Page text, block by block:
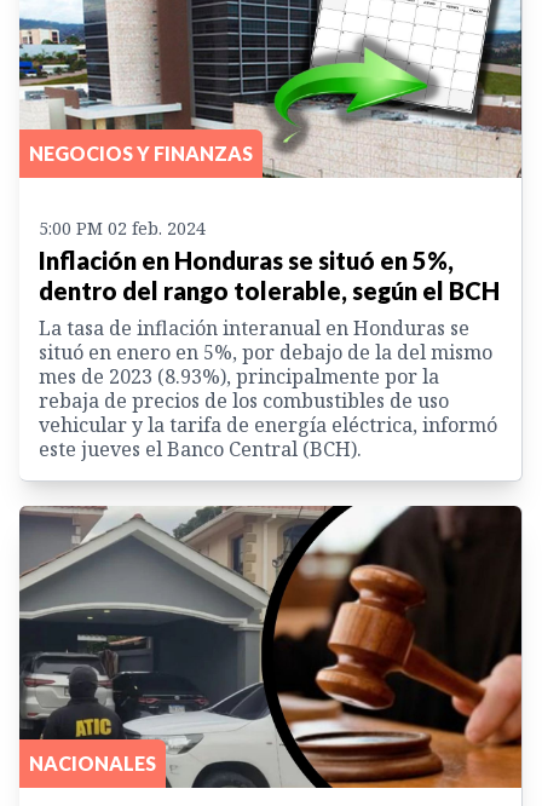
NEGOCIOS Y FINANZAS
5:00 PM 02 feb. 2024
Inflación en Honduras se situó en 5%,
dentro del rango tolerable, según el BCH
La tasa de inflación interanual en Honduras se
situó en enero en 5%, por debajo de la del mismo
mes de 2023 (8.93%), principalmente por la
rebaja de precios de los combustibles de uso
vehicular y la tarifa de energía eléctrica, informó
este jueves el Banco Central (BCH).
NACIONALES